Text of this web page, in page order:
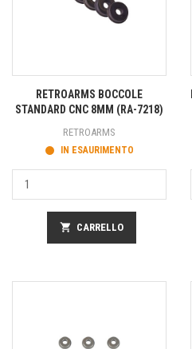
RETROARMS BOCCOLE
STANDARD CNC 8MM (RA-7218)
RETROARMS
IN ESAURIMENTO
shopping_cart CARRELLO